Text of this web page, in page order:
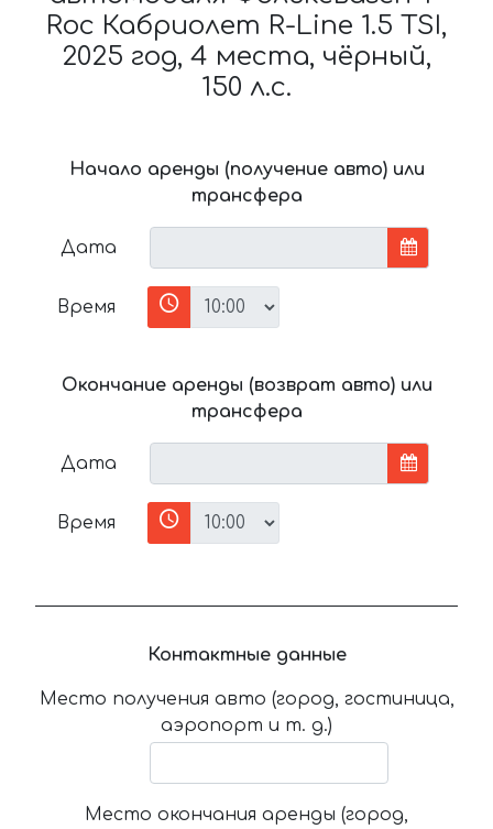
Roc Кабриолет R-Line 1.5 TSI,
2025 год, 4 места, чёрный,
150 л.с.
Начало аренды (получение авто) или
трансфера
Дата
Время
Окончание аренды (возврат авто) или
трансфера
Дата
Время
Контактные данные
Место получения авто (город, гостиница,
аэропорт и т. д.)
Место окончания аренды (город,